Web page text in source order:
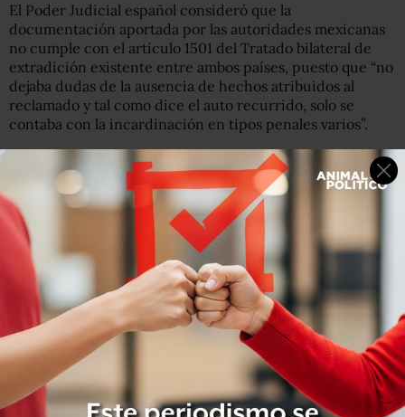
El Poder Judicial español consideró que la
documentación aportada por las autoridades mexicanas
no cumple con el artículo 1501 del Tratado bilateral de
extradición existente entre ambos países, puesto que “no
dejaba dudas de la ausencia de hechos atribuidos al
reclamado y tal como dice el auto recurrido, solo se
contaba con la incardinación en tipos penales varios”.
Lee: Quiénes son los cómplices que ayudaron a Duarte a
desviar recursos en Veracruz.
Luego de la denegación por motivos formales, el Pleno
acordó que las autoridades de México podrán hacer un
nuevo reclamo, sobre la extradición del acusado.